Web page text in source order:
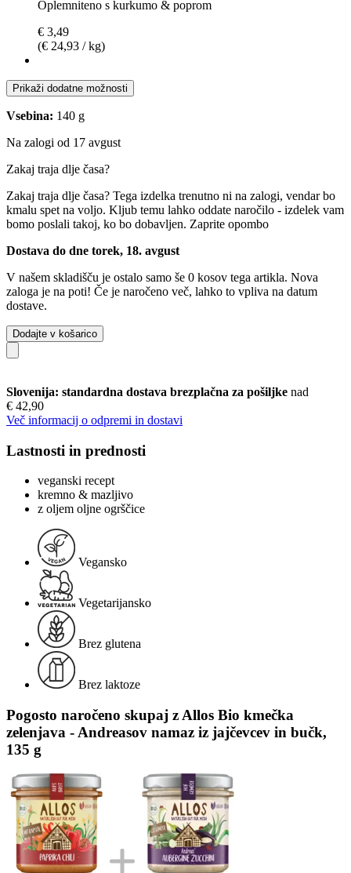
Oplemniteno s kurkumo & poprom
€ 3,49
(€ 24,93 / kg)
Prikaži dodatne možnosti
Vsebina: 140 g
Na zalogi od 17 avgust
Zakaj traja dlje časa?
Zakaj traja dlje časa? Tega izdelka trenutno ni na zalogi, vendar bo
kmalu spet na voljo. Kljub temu lahko oddate naročilo - izdelek vam
bomo poslali takoj, ko bo dobavljen. Zaprite opombo
Dostava do dne torek, 18. avgust
V našem skladišču je ostalo samo še 0 kosov tega artikla. Nova
zaloga je na poti! Če je naročeno več, lahko to vpliva na datum
dostave.
Dodajte v košarico
Slovenija: standardna dostava brezplačna za pošiljke nad
€ 42,90
Več informacij o odpremi in dostavi
Lastnosti in prednosti
veganski recept
kremno & mazljivo
z oljem oljne ogrščice
Vegansko
Vegetarijansko
Brez glutena
Brez laktoze
Pogosto naročeno skupaj z Allos Bio kmečka
zelenjava - Andreasov namaz iz jajčevcev in bučk,
135 g